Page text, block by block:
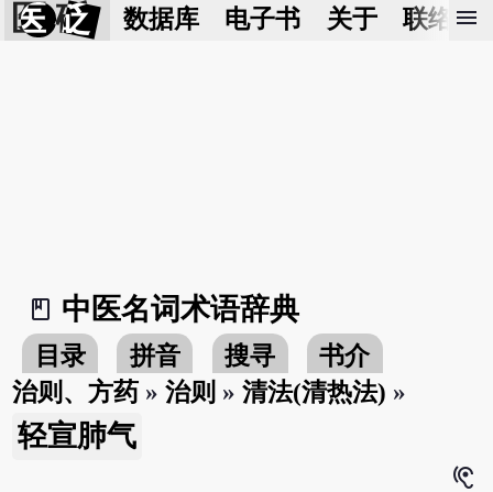
医 砭 数据库 电子书 关于 联络我
menu
book_2
中医名词术语辞典
目录 拼音 搜寻
书介
治则、方药 »治则 »清法(清热法) »
轻宣肺气
hearing